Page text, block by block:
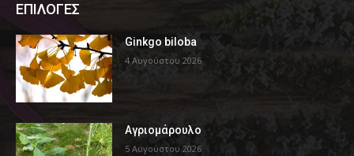
ΕΠΙΛΟΓΕΣ
Ginkgo biloba
4 Αυγούστου 2026
Αγριομάρουλο
5 Αυγούστου 2026